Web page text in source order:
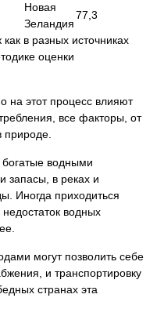
Новая
Зеландия
77,3
в разных источниках
оценки
на этот процесс влияют
все факторы, от
природе.
богатые водными
запасы, в реках и
Иногда приходиться
водных
могут позволить себе
и транспортировку
странах эта